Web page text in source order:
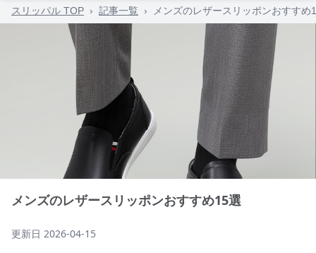
スリッパル TOP › 記事一覧 › メンズのレザースリッポンおすすめ
メンズのレザースリッポンおすすめ15選
更新日 2026-04-15